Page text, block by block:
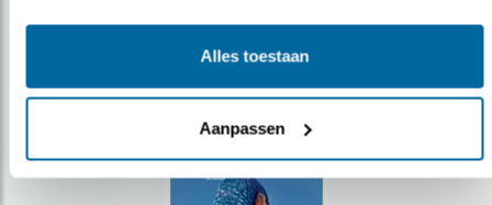
Alles toestaan
Aanpassen